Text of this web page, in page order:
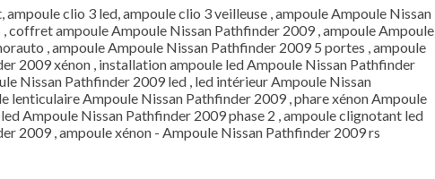
clio 3 led, ampoule clio 3 veilleuse , ampoule Ampoule Nissan
coffret ampoule Ampoule Nissan Pathfinder 2009 , ampoule Ampoule
, ampoule Ampoule Nissan Pathfinder 2009 5 portes , ampoule
2009 xénon , installation ampoule led Ampoule Nissan Pathfinder
Nissan Pathfinder 2009 led , led intérieur Ampoule Nissan
lenticulaire Ampoule Nissan Pathfinder 2009 , phare xénon Ampoule
Ampoule Nissan Pathfinder 2009 phase 2 , ampoule clignotant led
2009 , ampoule xénon - Ampoule Nissan Pathfinder 2009 rs